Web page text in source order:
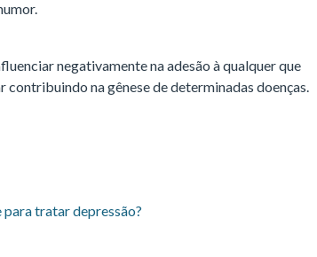
negativamente na adesão à qualquer que
na gênese de determinadas doenças.
tratar depressão?